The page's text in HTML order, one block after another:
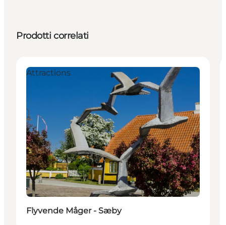
Prodotti correlati
Attractions
Flyvende Måger - Sæby